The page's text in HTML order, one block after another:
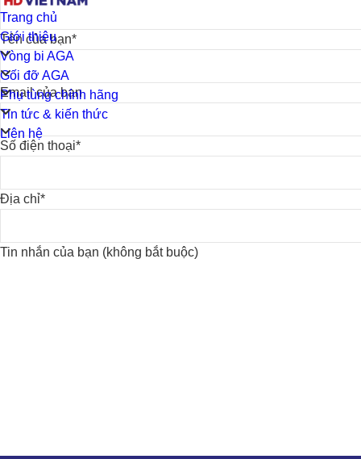
Tên của bạn*
Email của bạn
Số điện thoại*
Địa chỉ*
Tin nhắn của bạn (không bắt buộc)
Trang chủ
Giới thiệu
Vòng bi AGA
Gối đỡ AGA
Phụ tùng chính hãng
Tin tức & kiến thức
Liên hệ